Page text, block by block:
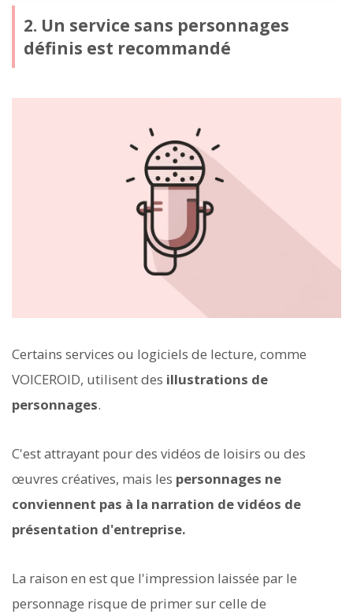
2. Un service sans personnages
définis est recommandé
Certains services ou logiciels de lecture, comme
VOICEROID, utilisent des illustrations de
personnages.
C'est attrayant pour des vidéos de loisirs ou des
œuvres créatives, mais les personnages ne
conviennent pas à la narration de vidéos de
présentation d'entreprise.
La raison en est que l'impression laissée par le
personnage risque de primer sur celle de